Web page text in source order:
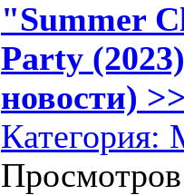
"Summer
Party
новости)
Категория: